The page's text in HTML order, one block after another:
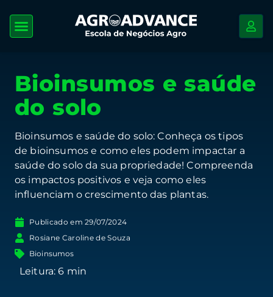
Bioinsumos e saúde
do solo
Bioinsumos e saúde do solo: Conheça os tipos
de bioinsumos e como eles podem impactar a
saúde do solo da sua propriedade! Compreenda
os impactos positivos e veja como eles
influenciam o crescimento das plantas.
Publicado em 29/07/2024
Rosiane Caroline de Souza
Bioinsumos